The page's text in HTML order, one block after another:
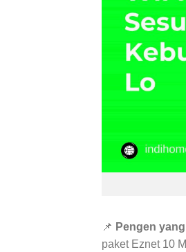
📌 Pengen
paket Eznet 10